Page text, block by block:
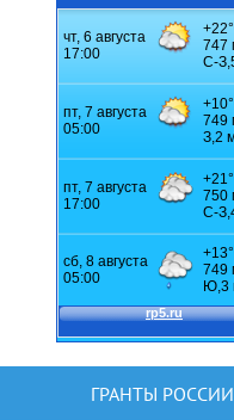
ГРАНТЫ РОССИИ